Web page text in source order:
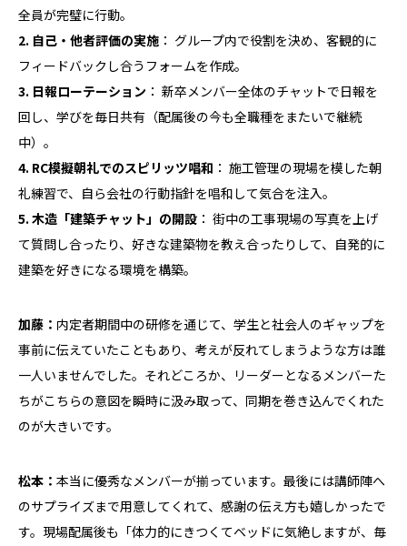
全員が完璧に行動。
2. 自己・他者評価の実施 ： グループ内で役割を決め、客観的に
フィードバックし合うフォームを作成。
3. 日報ローテーション ： 新卒メンバー全体のチャットで日報を
回し、学びを毎日共有（配属後の今も全職種をまたいで継続
中）。
4. RC模擬朝礼でのスピリッツ唱和 ： 施工管理の現場を模した朝
礼練習で、自ら会社の行動指針を唱和して気合を注入。
5. 木造「建築チャット」の開設 ： 街中の工事現場の写真を上げ
て質問し合ったり、好きな建築物を教え合ったりして、自発的に
建築を好きになる環境を構築。
加藤： 内定者期間中の研修を通じて、学生と社会人のギャップを
事前に伝えていたこともあり、考えが反れてしまうような方は誰
一人いませんでした。それどころか、リーダーとなるメンバーた
ちがこちらの意図を瞬時に汲み取って、同期を巻き込んでくれた
のが大きいです。
松本： 本当に優秀なメンバーが揃っています。最後には講師陣へ
のサプライズまで用意してくれて、感謝の伝え方も嬉しかったで
す。現場配属後も「体力的にきつくてベッドに気絶しますが、毎